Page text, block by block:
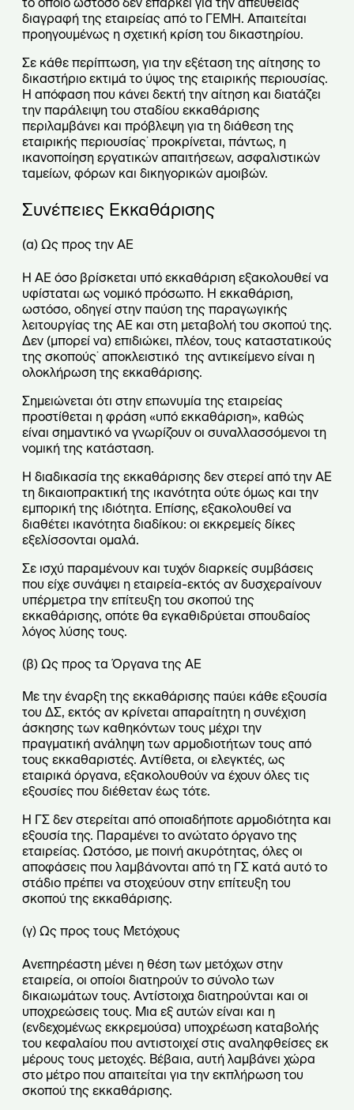
διαγραφή της εταιρείας από το ΓΕΜΗ. Απαιτείται
προηγουμένως η σχετική κρίση του δικαστηρίου.
Σε κάθε περίπτωση, για την εξέταση της αίτησης το
δικαστήριο εκτιμά το ύψος της εταιρικής περιουσίας.
Η απόφαση που κάνει δεκτή την αίτηση και διατάζει
την παράλειψη του σταδίου εκκαθάρισης
περιλαμβάνει και πρόβλεψη για τη διάθεση της
εταιρικής περιουσίας˙ προκρίνεται, πάντως, η
ικανοποίηση εργατικών απαιτήσεων, ασφαλιστικών
ταμείων, φόρων και δικηγορικών αμοιβών.
Συνέπειες Εκκαθάρισης
(α) Ως προς την ΑΕ
Η ΑΕ όσο βρίσκεται υπό εκκαθάριση εξακολουθεί να
υφίσταται ως νομικό πρόσωπο. Η εκκαθάριση,
ωστόσο, οδηγεί στην παύση της παραγωγικής
λειτουργίας της ΑΕ και στη μεταβολή του σκοπού της.
Δεν (μπορεί να) επιδιώκει, πλέον, τους καταστατικούς
της σκοπούς˙ αποκλειστικό της αντικείμενο είναι η
ολοκλήρωση της εκκαθάρισης.
Σημειώνεται ότι στην επωνυμία της εταιρείας
προστίθεται η φράση «υπό εκκαθάριση», καθώς
είναι σημαντικό να γνωρίζουν οι συναλλασσόμενοι τη
νομική της κατάσταση.
Η διαδικασία της εκκαθάρισης δεν στερεί από την ΑΕ
τη δικαιοπρακτική της ικανότητα ούτε όμως και την
εμπορική της ιδιότητα. Επίσης, εξακολουθεί να
διαθέτει ικανότητα διαδίκου: οι εκκρεμείς δίκες
εξελίσσονται ομαλά.
Σε ισχύ παραμένουν και τυχόν διαρκείς συμβάσεις
που είχε συνάψει η εταιρεία-εκτός αν δυσχεραίνουν
υπέρμετρα την επίτευξη του σκοπού της
εκκαθάρισης, οπότε θα εγκαθιδρύεται σπουδαίος
λόγος λύσης τους.
(β) Ως προς τα Όργανα της ΑΕ
Με την έναρξη της εκκαθάρισης παύει κάθε εξουσία
του ΔΣ, εκτός αν κρίνεται απαραίτητη η συνέχιση
άσκησης των καθηκόντων τους μέχρι την
πραγματική ανάληψη των αρμοδιοτήτων τους από
τους εκκαθαριστές. Αντίθετα, οι ελεγκτές, ως
εταιρικά όργανα, εξακολουθούν να έχουν όλες τις
εξουσίες που διέθεταν έως τότε.
Η ΓΣ δεν στερείται από οποιαδήποτε αρμοδιότητα και
εξουσία της. Παραμένει το ανώτατο όργανο της
εταιρείας. Ωστόσο, με ποινή ακυρότητας, όλες οι
αποφάσεις που λαμβάνονται από τη ΓΣ κατά αυτό το
στάδιο πρέπει να στοχεύουν στην επίτευξη του
σκοπού της εκκαθάρισης.
(γ) Ως προς τους Μετόχους
Ανεπηρέαστη μένει η θέση των μετόχων στην
εταιρεία, οι οποίοι διατηρούν το σύνολο των
δικαιωμάτων τους. Αντίστοιχα διατηρούνται και οι
υποχρεώσεις τους. Μια εξ αυτών είναι και η
(ενδεχομένως εκκρεμούσα) υποχρέωση καταβολής
του κεφαλαίου που αντιστοιχεί στις αναληφθείσες εκ
μέρους τους μετοχές. Βέβαια, αυτή λαμβάνει χώρα
στο μέτρο που απαιτείται για την εκπλήρωση του
σκοπού της εκκαθάρισης.